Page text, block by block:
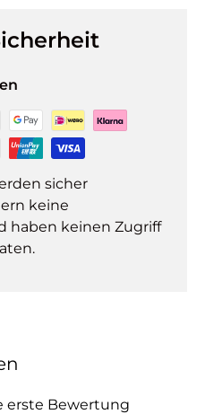
sicher
keine
haben keinen Zugriff
erste Bewertung